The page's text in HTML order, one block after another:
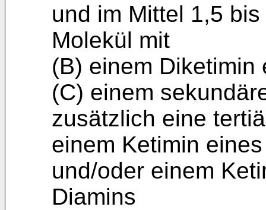
und im Mittel 1,5
Molekül mit
(B) einem Diketimin
(C) einem
zusätzlich eine
einem Ketimin
und/oder einem
Diamins